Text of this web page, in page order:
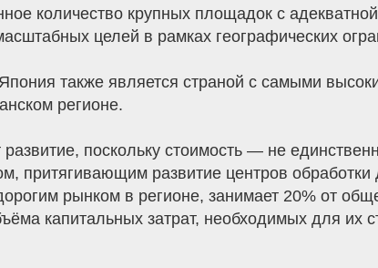
количество крупных площадок с
целей в рамках географических
также является страной с самыми
регионе.
поскольку стоимость — не
притягивающим развитие центров
рынком в регионе, занимает 20% от
капитальных затрат, необходимых для